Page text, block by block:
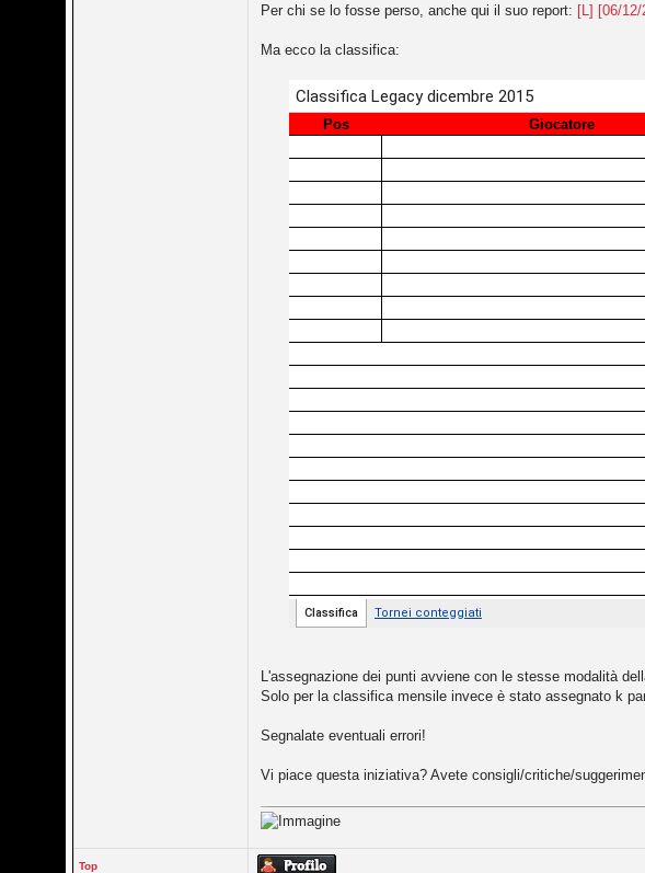
Per chi se lo fosse perso, anche qui il suo report: [L] [06/
Ma ecco la classifica:
L'assegnazione dei punti avviene con le stesse modalità
Solo per la classifica mensile invece è stato assegnato k
Segnalate eventuali errori!
Vi piace questa iniziativa? Avete consigli/critiche/
Top